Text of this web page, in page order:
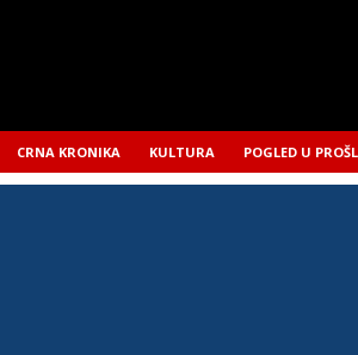
CRNA KRONIKA KULTURA POGLED U